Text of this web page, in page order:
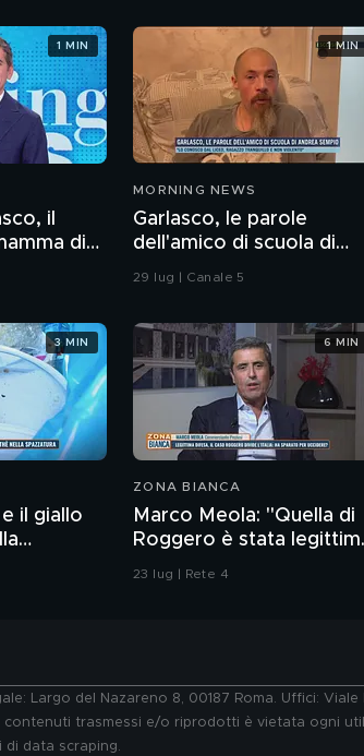
il
di
De
1 MIN
MORNING NEWS
Garlasco, le parole
dell'amico di scuola di
Andrea Sempio
29 lug | Canale 5
1 MIN
il giallo
3 MIN
ZONA BIANCA
Marco Meola: "Quella di
Roggero è stata
difesa"
23 lug | Rete 4
6 MIN
Largo del Nazareno 8, 00187 Roma. Uffici:
trasmessi e/o riprodotti è vietata ogni
data scraping.